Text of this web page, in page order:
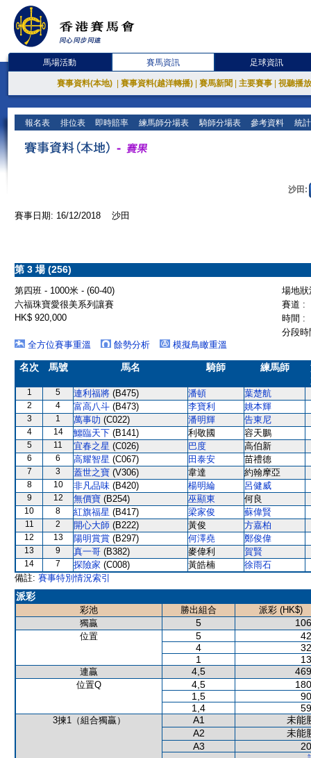
馬場活動 賽馬資訊 足球資訊
賽事資料(本地) 賽事資料(越洋轉播) 賽馬新聞 主要賽事 視聽播
報名表 排位表 即時賠率 練馬師分場表 騎師分場表 參考資料 統
沙田:
賽事日期: 16/12/2018 沙田
第 3 場 (256)
第四班 - 1000米 - (60-40)
場地
六福珠寶愛很美系列讓賽
賽道 :
HK$ 920,000
時間 :
分段
全方位賽事重溫
餘勢分析 模擬鳥瞰重溫
名次 馬號 馬名 騎師 練馬師
1 5 連利福將 (B475) 潘頓 葉楚航
2 4 富高八斗 (B473) 李寶利 姚本輝
3 1 萬事叻 (C022) 潘明輝 告東尼
4 14 鱷臨天下 (B141) 利敬國 容天鵬
5 11 宜春之星 (C026) 巴度 高伯新
6 6 高耀智星 (C067) 田泰安 苗禮德
7 3 蓋世之寶 (V306) 韋達 約翰摩亞
8 10 非凡品味 (B420) 楊明綸 呂健威
9 12 無價寶 (B254) 巫顯東 何良
10 8 紅旗福星 (B417) 梁家俊 蘇偉賢
11 2 開心大師 (B222) 黃俊 方嘉柏
12 13 陽明賞賞 (B297) 何澤堯 鄭俊偉
13 9 真一哥 (B382) 麥偉利 賀賢
14 7 探險家 (C008) 黃皓楠
徐雨石
備註: 賽事特別情況索引
派彩
彩池 勝出組合
派彩 (HK$)
獨贏
5
位置 5
4
1
連贏 4,5
位置Q 4,5
1,5
1,4
3揀1（組合獨贏） A1
未能
A2
未能
A3